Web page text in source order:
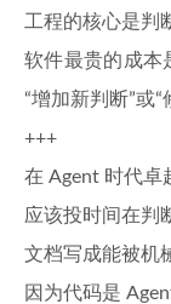
工程的核心是判
软件最贵的成本
“增加新判断”或
+++
在 Agent 时代卓
应该投时间在判
文档写成能被机
因为代码是